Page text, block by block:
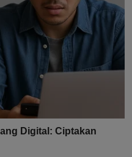
Digital: Ciptakan